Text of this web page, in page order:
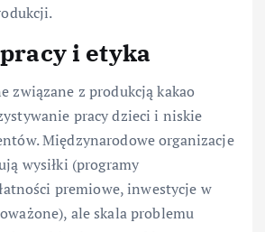
i etyka
związane z produkcją kakao
pracy dzieci i niskie
Międzynarodowe organizacje
wysiłki (programy
premiowe, inwestycje w
ale skala problemu